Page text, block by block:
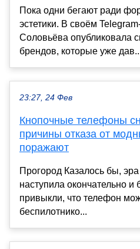
Пока одни бегают ради
эстетики. В своём
Соловьёва опубликовала
брендов, которые уже
23:27, 24 Фев
Кнопочные телефоны
причины отказа от
поражают
Прогород Казалось бы,
наступила окончательно
привыкли, что телефон
беспилотнико...